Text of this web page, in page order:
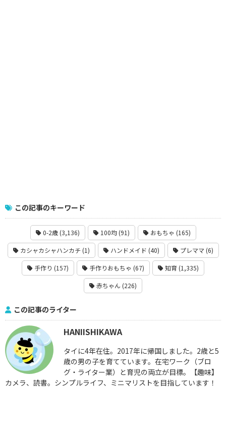
この記事のキーワード
0-2歳 (3,136) 100均 (91) おもちゃ (165)
カシャカシャハンカチ (1) ハンドメイド (40) プレママ (6)
手作り (157) 手作りおもちゃ (67) 知育 (1,335)
赤ちゃん (226)
この記事のライター
HANIISHIKAWA
タイに4年在住。2017年に帰国しました。2歳と5
歳の男の子を育てています。在宅ワーク（ブロ
グ・ライター業）と育児の両立が目標。【趣味】
カメラ、読書。シンプルライフ、ミニマリストを目指しています！